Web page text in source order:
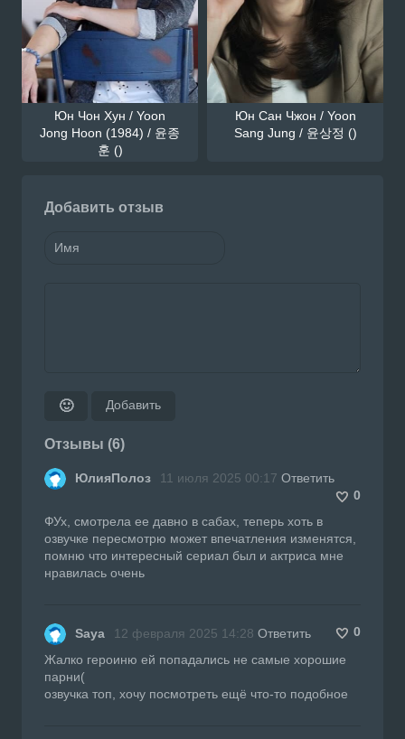
Юн Чон Хун / Yoon
Jong Hoon (1984) / 윤종
훈 ()
Юн Сан Чжон / Yoon
Sang Jung / 윤상정 ()
Добавить отзыв
🙂 Добавить
Отзывы (6)
ЮлияПолоз 11 июля 2025 00:17 Ответить
0
ФУх, смотрела ее давно в сабах, теперь хоть в
озвучке пересмотрю может впечатления изменятся,
помню что интересный сериал был и актриса мне
нравилась очень
Saya 12 февраля 2025 14:28 Ответить
0
Жалко героиню ей попадались не самые хорошие
парни(
озвучка топ, хочу посмотреть ещё что-то подобное